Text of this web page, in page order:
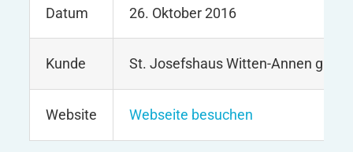
Datum 26. Oktober 2016
Kunde St. Josefshaus Witten-Annen
Website Webseite besuchen